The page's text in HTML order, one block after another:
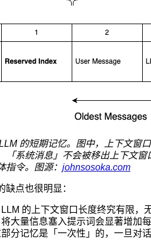
的短期记忆。图中，上下文窗
「系统消息」不会被移出上下文
指令。图源： johnsosoka.com
缺点也很明显：
LLM 的上下文窗口长度终究有限，
将大量信息塞入提示词会显著增加
部分记忆是「一次性」的，一旦对